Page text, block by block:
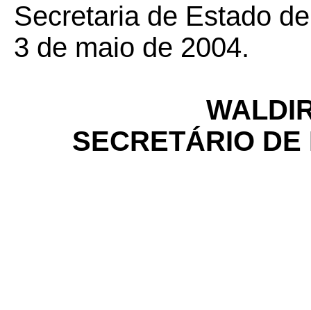
Secretaria de Estado
3 de maio de 2004.
SECRETÁRIO